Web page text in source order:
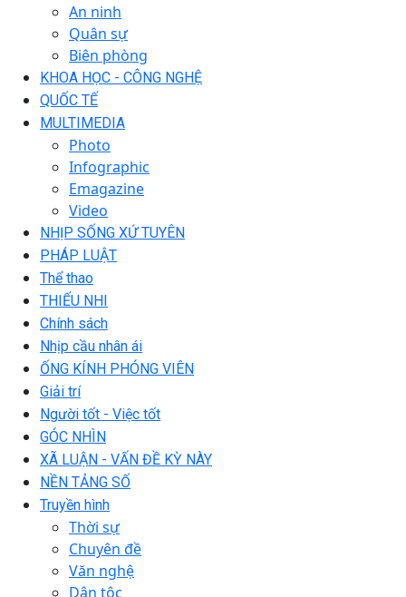
An ninh
Quân sự
Biên phòng
KHOA HỌC - CÔNG NGHỆ
QUỐC TẾ
MULTIMEDIA
Photo
Infographic
Emagazine
Video
NHỊP SỐNG XỨ TUYÊN
PHÁP LUẬT
Thể thao
THIẾU NHI
Chính sách
Nhịp cầu nhân ái
ỐNG KÍNH PHÓNG VIÊN
Giải trí
Người tốt - Việc tốt
GÓC NHÌN
XÃ LUẬN - VẤN ĐỀ KỲ NÀY
NỀN TẢNG SỐ
Truyền hình
Thời sự
Chuyên đề
Văn nghệ
Dân tộc